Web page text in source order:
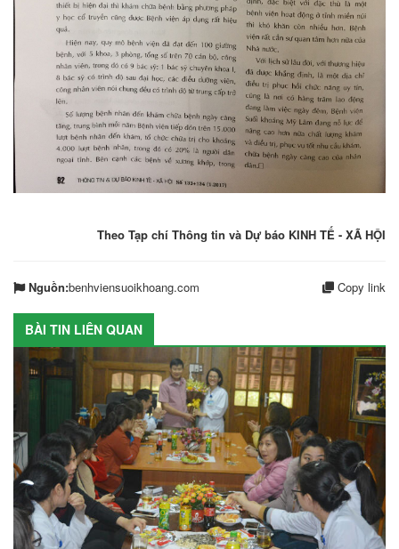
Theo Tạp chí Thông tin và Dự báo KINH TẾ - XÃ HỘI
Nguồn:benhviensuoikhoang.com Copy link
BÀI TIN LIÊN QUAN